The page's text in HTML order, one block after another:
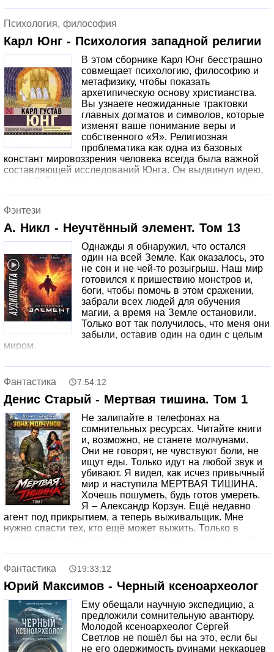
исследований Юнга. В настоящем сборнике
представлены работы, в которых автор исследует
психологические аспекты философии различных течений
буддизма и индуизма, в том числе на основе тибетской
«Книги Великого Освобождения», рассуждает о причинах
популярности йоги на Западе, сравнивает понимание
идей свободы и святости в восточной и западной
традиции, рассматривает психологию восточной
медитации.© Издание на русском языке AST Publishers,
2025
Психология, философия
Карл Юнг - Психология западной религии
В этом сборнике Карл Юнг бесстрашно
совмещает психологию, философию и
метафизику, чтобы показать
архетипическую основу христианства.
Вы узнаете неожиданные трактовки
главных догматов и символов, которые
изменят ваше понимание веры и
собственного «Я». Религиозная
проблематика как одна из базовых
констант мировоззрения человека всегда была важной
составляющей исследований Юнга. Он выдвинул идею,
что любой человек религиозен априори, а религия есть
священном руководстве. В работах, составивших
сборник, автор исследует не только метафизику и
философию западной религии, но рассматривает ее
также с точки зрения психологии, представляя
оригинальное видение архетипичной основы
христианства и неожиданные трактовки основных
христианских символов и догматов.© Издание на
русском языке AST Publishers, 2023
Фэнтези
А. Никл - Неучтённый элемент. Том 13
Однажды я обнаружил, что остался
один на всей Земле. Как оказалось, это
не сон и не чей-то розыгрыш. Наш мир
готовился к пришествию монстров и,
боги, чтобы помочь в этом сражении,
забрали всех людей для обучения
магии, а время на Земле остановили.
Только вот так получилось, что меня они
забыли, оставив один на один с целым
миром.
Фантастика 7:54:12
Денис Старый - Мертвая тишина. Том 1
Не залипайте в телефонах на
сомнительных ресурсах. Читайте книги
и, возможно, не станете молчунами.
Они не говорят, не чувствуют боли, не
ищут еды. Только идут на любой звук и
убивают. Я видел, как исчез привычный
мир и наступила МЕРТВАЯ ТИШИНА.
Хочешь пошуметь, будь готов умереть.
Я – Александр Корзун. Ещё недавно
агент под прикрытием, а теперь выживальщик. Мне
нужно спасти тех, кто ещё может выжить. Только в
Теперь я сам себе закон. И если у этой катастрофы есть
причина, я найду того, кто за ней стоит.
Фантастика 19:33:12
Юрий Максимов - Черный ксеноархеолог
Ему обещали научную экспедицию, а
предложили сомнительную авантюру.
Молодой ксеноархеолог Сергей
Светлов не пошёл бы на это, если бы
не его одержимость руинами неккарцев